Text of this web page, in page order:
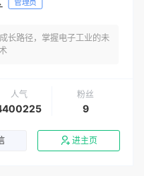
长路径，掌握电子工业的未
人气 粉丝
9
进主页